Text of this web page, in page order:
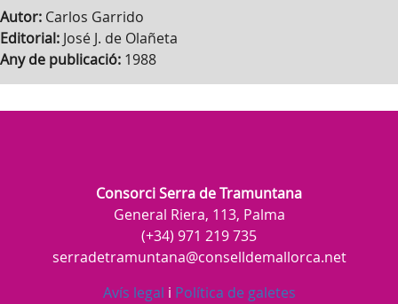
Autor: Carlos Garrido
Editorial: José J. de Olañeta
Any de publicació: 1988
Consorci Serra de Tramuntana
General Riera, 113, Palma
(+34) 971 219 735
serradetramuntana@conselldemallorca.net
Avís legal i Política de galetes